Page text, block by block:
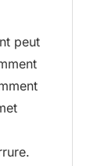
peut